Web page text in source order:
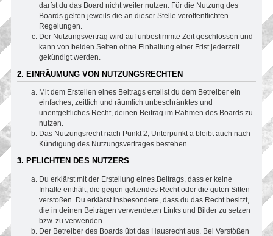
darfst du das Board nicht weiter nutzen. Für die Nutzung des
Boards gelten jeweils die an dieser Stelle veröffentlichten
Regelungen.
Der Nutzungsvertrag wird auf unbestimmte Zeit geschlossen und
kann von beiden Seiten ohne Einhaltung einer Frist jederzeit
gekündigt werden.
2. EINRÄUMUNG VON NUTZUNGSRECHTEN
Mit dem Erstellen eines Beitrags erteilst du dem Betreiber ein
einfaches, zeitlich und räumlich unbeschränktes und
unentgeltliches Recht, deinen Beitrag im Rahmen des Boards zu
nutzen.
Das Nutzungsrecht nach Punkt 2, Unterpunkt a bleibt auch nach
Kündigung des Nutzungsvertrages bestehen.
3. PFLICHTEN DES NUTZERS
Du erklärst mit der Erstellung eines Beitrags, dass er keine
Inhalte enthält, die gegen geltendes Recht oder die guten Sitten
verstoßen. Du erklärst insbesondere, dass du das Recht besitzt,
die in deinen Beiträgen verwendeten Links und Bilder zu setzen
bzw. zu verwenden.
Der Betreiber des Boards übt das Hausrecht aus. Bei Verstößen